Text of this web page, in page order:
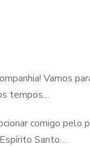
Vamos
tempos…
comigo pelo
Santo…